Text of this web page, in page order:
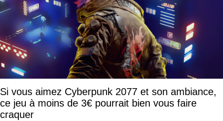
Si vous aimez Cyberpunk 2077 et son ambiance,
ce jeu à moins de 3€ pourrait bien vous faire
craquer